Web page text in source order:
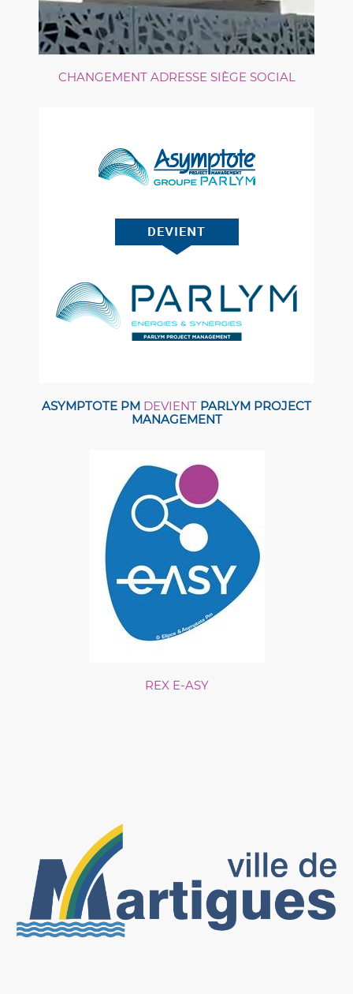
CHANGEMENT ADRESSE SIÈGE SOCIAL
ASYMPTOTE PM DEVIENT PARLYM PROJECT
MANAGEMENT
REX E-ASY